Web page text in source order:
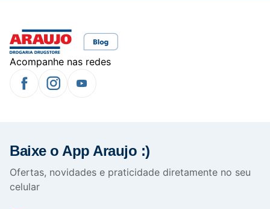
Acompanhe nas redes
Baixe o App Araujo :)
Ofertas, novidades e praticidade diretamente no seu
celular